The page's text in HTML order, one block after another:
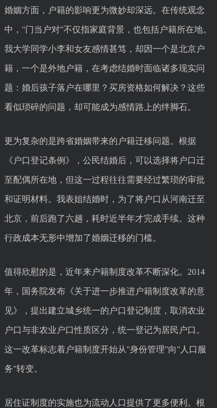
婚姻方面，户籍的影响更为微妙却深远。在传统观念
中，"门当户对"不仅指家庭背景，也包括户籍所在地。
我大学同学小李和女友感情甚笃，却因一个是北京户
籍，一个是外地户籍，在考虑结婚时面临诸多现实问
题：婚后孩子落户在哪里？买房资格如何解决？这些
看似琐碎的问题，却可能成为感情路上的绊脚石。
更为复杂的是跨省婚姻带来的户籍迁移问题。根据
《户口登记条例》，公民结婚后，可以选择将户口迁
至配偶所在地，但这一过程往往需要经过繁琐的审批
和证明材料。我表姐结婚时，为了将户口从河南迁至
北京，前后跑了六趟，耗时近半年才完成手续。这种
行政成本无形中增加了婚姻迁移的门槛。
值得欣慰的是，近年来户籍制度改革不断深化。2014
年，国务院发布《关于进一步推进户籍制度改革的意
见》，提出建立城乡统一的户口登记制度，取消农业
户口与非农业户口性质区分，统一登记为居民户口。
这一改革标志着户籍制度开始从"身份管理"向"人口服
务"转变。
居住证制度的实施也为流动人口提供了更多便利。根